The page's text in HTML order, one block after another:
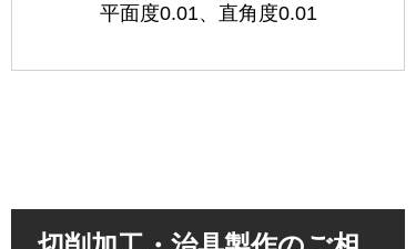
平面度0.01、直角度0.01